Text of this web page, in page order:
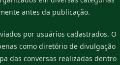
antes da publicação.
por usuários cadastrados. O
como diretório de divulgação
das conversas realizadas dentro